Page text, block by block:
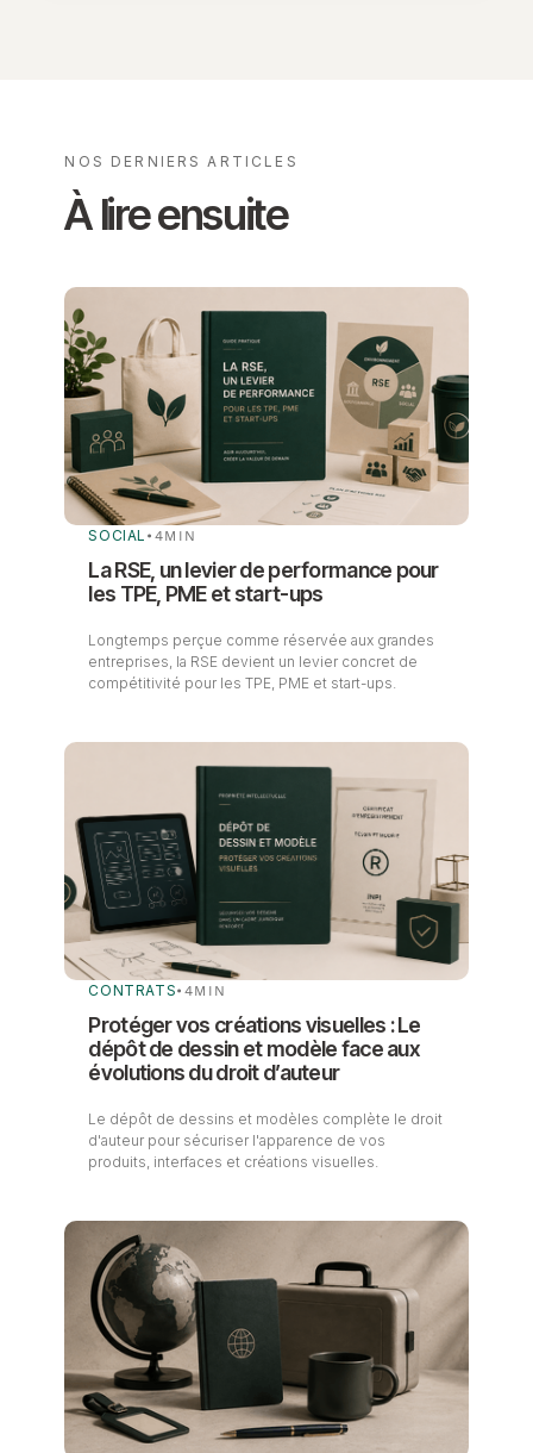
NOS DERNIERS ARTICLES
À lire ensuite
SOCIAL • 4MIN
La RSE, un levier de performance pour
les TPE, PME et start-ups
Longtemps perçue comme réservée aux grandes
entreprises, la RSE devient un levier concret de
compétitivité pour les TPE, PME et start-ups.
CONTRATS• 4MIN
Protéger vos créations visuelles : Le
dépôt de dessin et modèle face aux
évolutions du droit d’auteur
Le dépôt de dessins et modèles complète le droit
d'auteur pour sécuriser l'apparence de vos
produits, interfaces et créations visuelles.